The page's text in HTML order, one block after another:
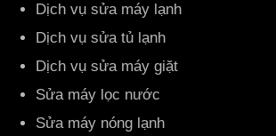
Dịch vụ sửa máy lạnh
Dịch vụ sửa tủ lạnh
Dịch vụ sửa máy giặt
Sửa máy lọc nước
Sửa máy nóng lạnh